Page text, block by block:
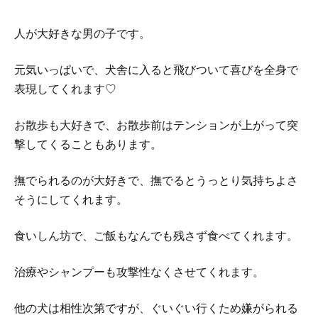
人が大好きな男の子です。
元気いっぱいで、犬舎に入ると飛びついて喜びを全身で
表現してくれます♡
お散歩も大好きで、お散歩前はテンションが上がって突
撃してくることもあります。
撫でられるのが大好きで、撫でるとうっとり気持ちよさ
そうにしてくれます。
食いしん坊で、ご飯もなんでも残さず食べてくれます。
治療やシャンプーも攻撃性なくさせてくれます。
他の犬は相性次第ですが、ぐいぐい行くため嫌がられる